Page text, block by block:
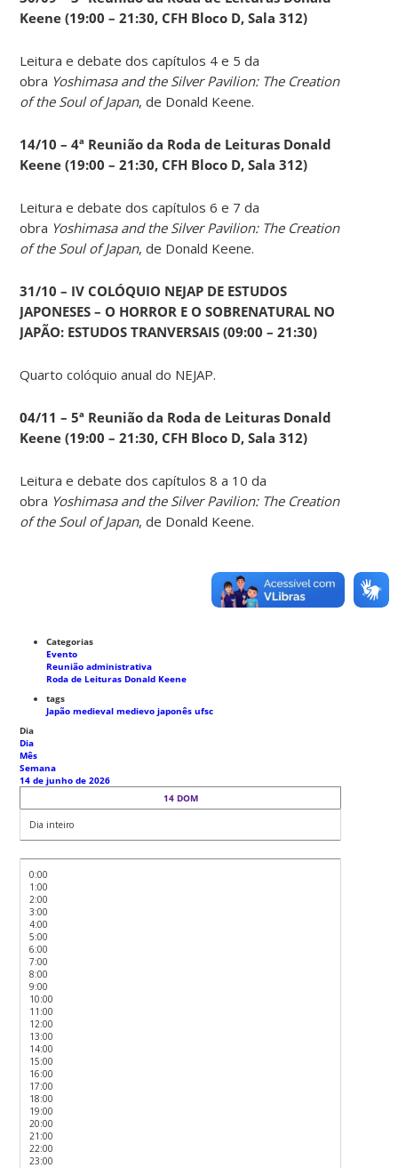
Keene (19:00 – 21:30, CFH Bloco D, Sala 312)
Leitura e debate dos capítulos 4 e 5 da
obra Yoshimasa and the Silver Pavilion: The Creation
of the Soul of Japan, de Donald Keene.
14/10 – 4ª Reunião da Roda de Leituras Donald
Keene (19:00 – 21:30, CFH Bloco D, Sala 312)
Leitura e debate dos capítulos 6 e 7 da
obra Yoshimasa and the Silver Pavilion: The Creation
of the Soul of Japan, de Donald Keene.
31/10 – IV COLÓQUIO NEJAP DE ESTUDOS
JAPONESES – O HORROR E O SOBRENATURAL NO
JAPÃO: ESTUDOS TRANVERSAIS (09:00 – 21:30)
Quarto colóquio anual do NEJAP.
04/11 – 5ª Reunião da Roda de Leituras Donald
Keene (19:00 – 21:30, CFH Bloco D, Sala 312)
Leitura e debate dos capítulos 8 a 10 da
obra Yoshimasa and the Silver Pavilion: The Creation
of the Soul of Japan, de Donald Keene.
Categorias
Evento
Reunião administrativa
Roda de Leituras Donald Keene
tags
Japão medievalmedievo japonêsufsc
Dia
Dia
Mês
Semana
14 de junho de 2026
14 DOM
Dia inteiro
0:00
1:00
2:00
3:00
4:00
5:00
6:00
7:00
8:00
9:00
10:00
11:00
12:00
13:00
14:00
15:00
16:00
17:00
18:00
19:00
20:00
21:00
22:00
23:00